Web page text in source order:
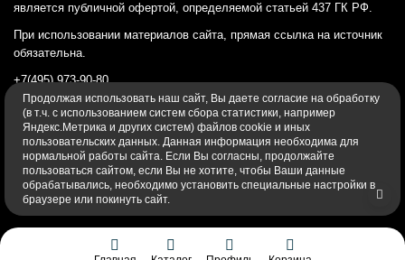
является публичной офертой, определяемой статьей 437 ГК РФ.
При использовании материалов сайта, прямая ссылка на источник
обязательна.
+7(495) 973-90-80
Политика конфиденциальности
Продолжая использовать наш cайт, Вы даете согласие на обработку
(в т.ч. с использованием систем сбора статистики, например
Яндекс.Метрика и других систем) файлов cookie и иных
пользовательских данных. Данная информация необходима для
нормальной работы сайта. Если Вы согласны, продолжайте
пользоваться сайтом, если Вы не хотите, чтобы Ваши данные
обрабатывались, необходимо установить специальные настройки в
браузере или покинуть сайт.